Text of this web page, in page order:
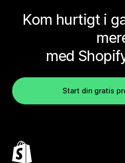
Kom hurtigt i
med
Start din gratis